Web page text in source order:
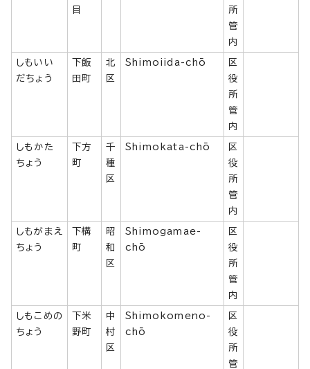
目
所
管
内
しもいい
だちょう
下飯
田町
北
区
Shimoiida-chō
区
役
所
管
内
しもかた
ちょう
下方
町
千
種
区
Shimokata-chō
区
役
所
管
内
しもがまえ
ちょう
下構
町
昭
和
区
Shimogamae-
chō
区
役
所
管
内
しもこめの
ちょう
下米
野町
中
村
区
Shimokomeno-
chō
区
役
所
管